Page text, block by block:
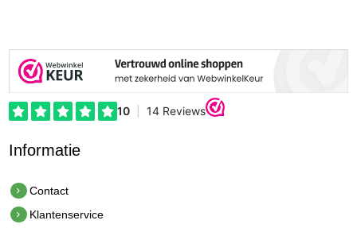
Informatie
Contact
Klantenservice